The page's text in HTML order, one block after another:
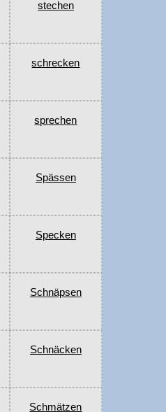
stechen
schrecken
sprechen
Spässen
Specken
Schnäpsen
Schnäcken
Schmätzen